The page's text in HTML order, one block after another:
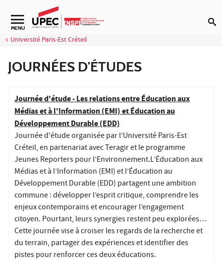
Aller au contenu
MENU
Université Paris-Est Créteil
JOURNÉES D'ÉTUDES
Journée d'étude - Les relations entre Éducation aux
Médias et à l'Information (EMI) et Éducation au
Développement Durable (EDD)
Journée d'étude organisée par l’Université Paris-Est
Créteil, en partenariat avec Teragir et le programme
Jeunes Reporters pour l’Environnement.L’Éducation aux
Médias et à l’Information (EMI) et l’Éducation au
Développement Durable (EDD) partagent une ambition
commune : développer l’esprit critique, comprendre les
enjeux contemporains et encourager l’engagement
citoyen. Pourtant, leurs synergies restent peu explorées…
Cette journée vise à croiser les regards de la recherche et
du terrain, partager des expériences et identifier des
pistes pour renforcer ces deux éducations.